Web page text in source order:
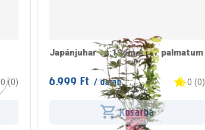
0 (0)
Japánjuhar cs:19cm Acer palmatum
6.999 Ft / darab 0 (0)
Kosárba